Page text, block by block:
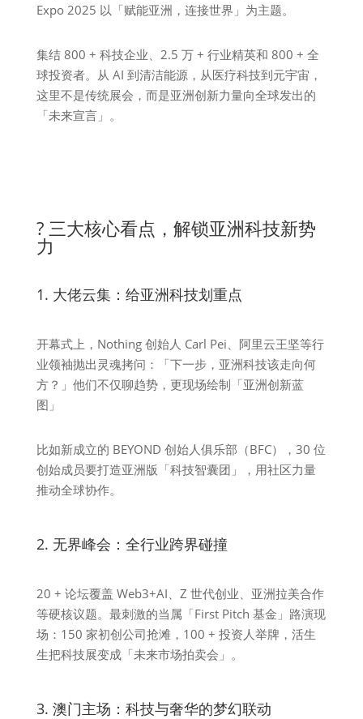
Expo 2025 以「赋能亚洲，连接世界」为主题。
集结 800 + 科技企业、2.5 万 + 行业精英和 800 + 全
球投资者。从 AI 到清洁能源，从医疗科技到元宇宙，
这里不是传统展会，而是亚洲创新力量向全球发出的
「未来宣言」。
? 三大核心看点，解锁亚洲科技新势
力
1. 大佬云集：给亚洲科技划重点
开幕式上，Nothing 创始人 Carl Pei、阿里云王坚等行
业领袖抛出灵魂拷问：「下一步，亚洲科技该走向何
方？」他们不仅聊趋势，更现场绘制「亚洲创新蓝
图」
比如新成立的 BEYOND 创始人俱乐部（BFC），30 位
创始成员要打造亚洲版「科技智囊团」，用社区力量
推动全球协作。
2. 无界峰会：全行业跨界碰撞
20 + 论坛覆盖 Web3+AI、Z 世代创业、亚洲拉美合作
等硬核议题。最刺激的当属「First Pitch 基金」路演现
场：150 家初创公司抢滩，100 + 投资人举牌，活生
生把科技展变成「未来市场拍卖会」。
3. 澳门主场：科技与奢华的梦幻联动